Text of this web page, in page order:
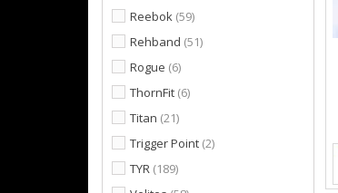
Reebok (59)
Rehband (51)
Rogue (6)
ThornFit (6)
Titan (21)
Trigger Point (2)
TYR (189)